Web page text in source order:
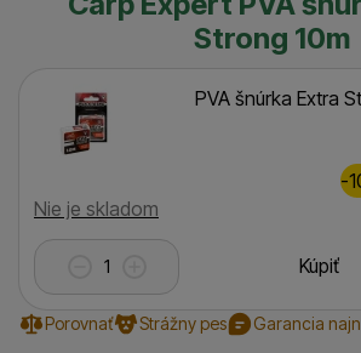
Strong 10m
Dostupnosť
Nie je skladom
PVA šnúrka Extra
(
-
)
Kúpiť
Porovnať Strážny pes Garancia